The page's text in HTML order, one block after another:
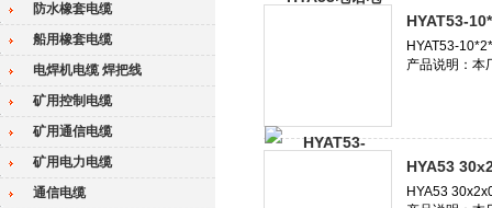
防水橡套电缆
船用橡套电缆
电焊机电缆 焊把线
矿用控制电缆
矿用通信电缆
矿用电力电缆
通信电缆
HYAT53-
HYA53